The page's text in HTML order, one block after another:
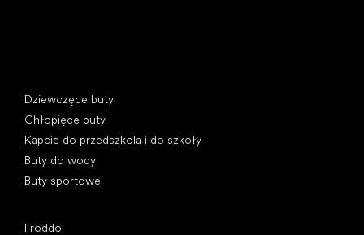
Dziewczęce buty
Chłopięce buty
Kapcie do przedszkola i do szkoły
Buty do wody
Buty sportowe
Froddo